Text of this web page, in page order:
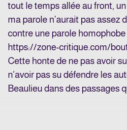
tout le temps allée au front,
ma parole n’aurait pas assez
contre une parole
https://zone-critique.com/
Cette honte de ne pas avoir
n’avoir pas su défendre les
Beaulieu dans des passages